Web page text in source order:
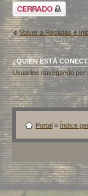
Tema cerrado
Volver a Reclutas e
¿QUIÉN ESTÁ
Usuarios navegando
Portal » Índice